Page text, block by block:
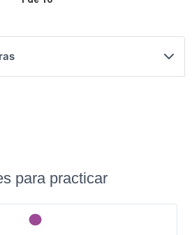
para practicar